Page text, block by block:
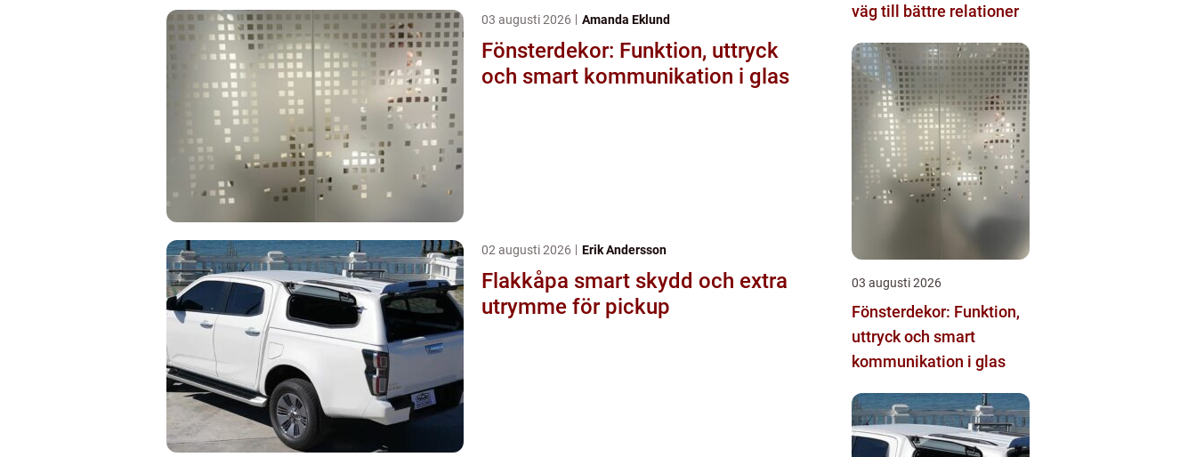
03 augusti 2026 Amanda Eklund
Fönsterdekor: Funktion, uttryck
och smart kommunikation i glas
02 augusti 2026 Erik Andersson
Flakkåpa smart skydd och extra
utrymme för pickup
väg till bättre relationer
03 augusti 2026
Fönsterdekor: Funktion,
uttryck och smart
kommunikation i glas